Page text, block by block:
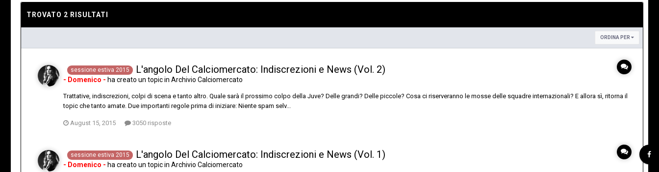
TROVATO 2 RISULTATI
ORDINA PER
sessione estiva 2015 L'angolo Del Calciomercato: Indiscrezioni e News (Vol. 2)
- Domenico - ha creato un topic in Archivio Calciomercato
Trattative, indiscrezioni, colpi di scena e tanto altro. Quale sarà il prossimo colpo della Juve? Delle grandi? Delle piccole? Cosa ci riserveranno le mosse delle squadre internazionali? E allora sì, ritorna il
topic che tanto amate. Due importanti regole prima di iniziare: Niente spam selv...
August 15, 2015 3050 risposte
sessione estiva 2015 L'angolo Del Calciomercato: Indiscrezioni e News (Vol. 1)
- Domenico - ha creato un topic in Archivio Calciomercato